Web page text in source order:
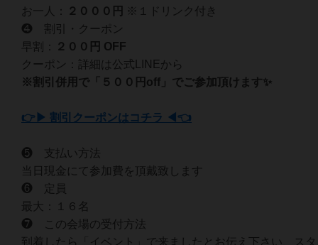
お一人：
２０ ００円 ※１ドリンク付き
❹ 割引・クーポン
早割：
２００円 OFF
クーポン：詳細は公式LINEから
※割引併用で「５００円off」でご参加頂けます✨
👉▶ 割引クーポンはコチラ ◀👈
❺ 支払い方法
当日現金にて参加費を頂戴致します
❻ 定員
最大：１６名
❼ この会場の受付方法
到着したら「イベント」で来ましたとお伝え下さい、ス